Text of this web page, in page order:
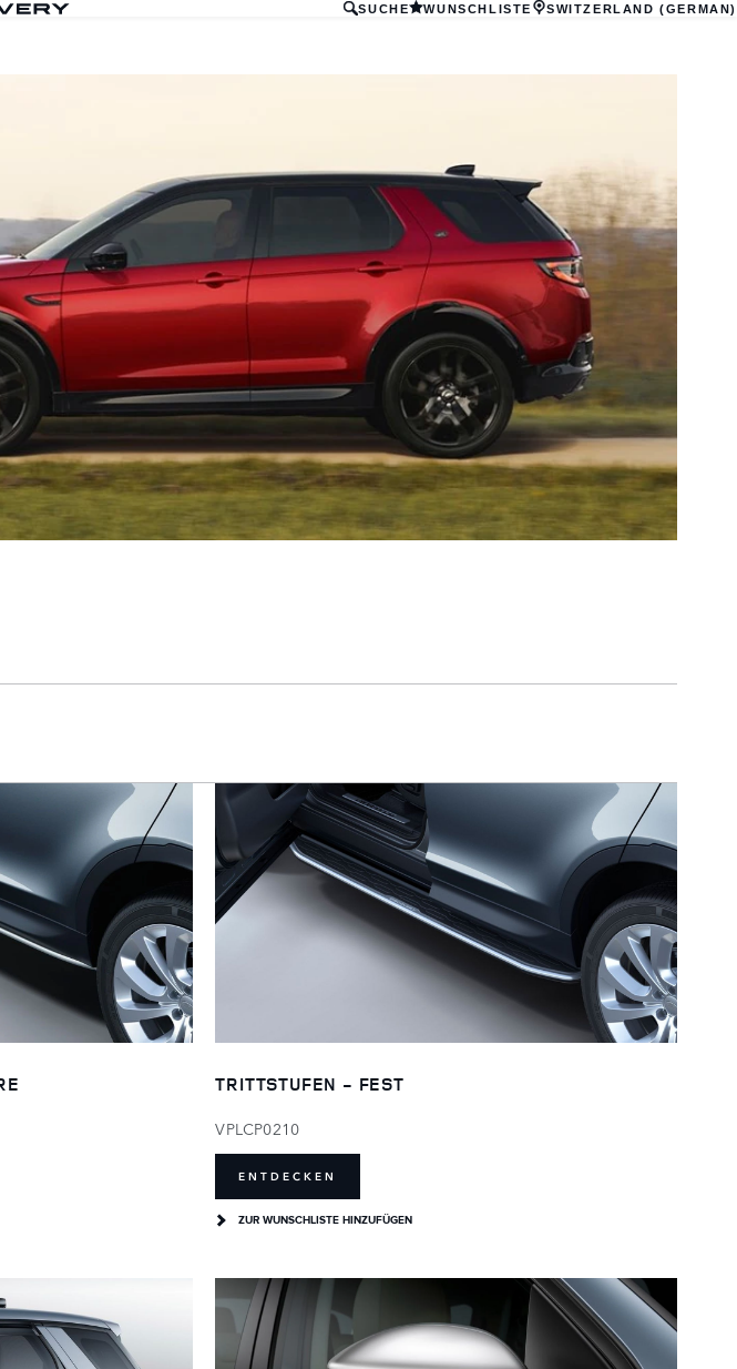
SUCHE WUNSCHLISTE SWITZERLAND (GERMAN)
TRITTSTUFEN - FEST
VPLCP0210
ENTDECKEN
ZUR WUNSCHLISTE HINZUFÜGEN